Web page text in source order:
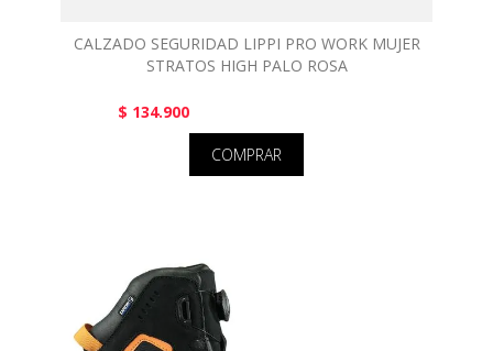
CALZADO SEGURIDAD LIPPI PRO WORK MUJER
STRATOS HIGH PALO ROSA
$ 134.900
COMPRAR